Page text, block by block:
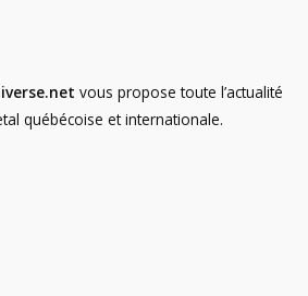
vous propose toute l’actualité
québécoise et internationale.